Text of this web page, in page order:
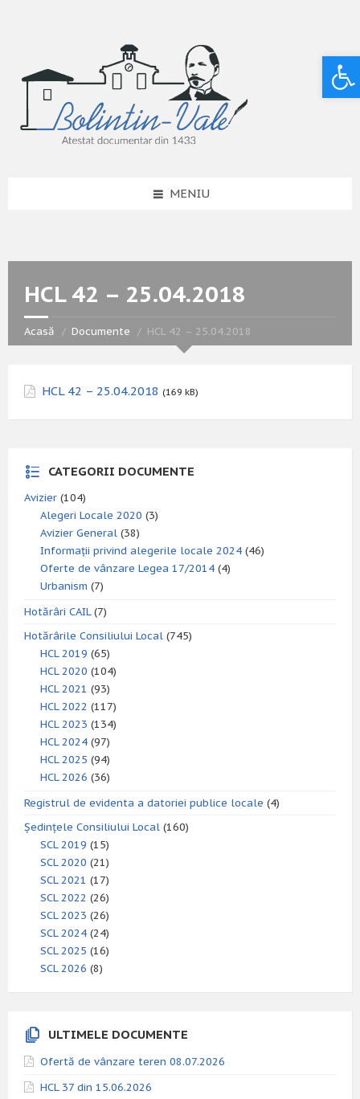
MENIU
HCL 42 – 25.04.2018
Acasă Documente HCL 42 – 25.04.2018
HCL 42 – 25.04.2018 (169 kB)
CATEGORII DOCUMENTE
Avizier (104)
Alegeri Locale 2020 (3)
Avizier General (38)
Informații privind alegerile locale 2024 (46)
Oferte de vânzare Legea 17/2014 (4)
Urbanism (7)
Hotărâri CAIL(7)
Hotărârile Consiliului Local (745)
HCL 2019 (65)
HCL 2020 (104)
HCL 2021 (93)
HCL 2022 (117)
HCL 2023 (134)
HCL 2024 (97)
HCL 2025 (94)
HCL 2026 (36)
Registrul de evidenta a datoriei publice locale (4)
Ședințele Consiliului Local (160)
SCL 2019 (15)
SCL 2020 (21)
SCL 2021 (17)
SCL 2022 (26)
SCL 2023 (26)
SCL 2024 (24)
SCL 2025 (16)
SCL 2026 (8)
ULTIMELE DOCUMENTE
Ofertă de vânzare teren 08.07.2026
HCL 37 din 15.06.2026
Deschide bara de unelte